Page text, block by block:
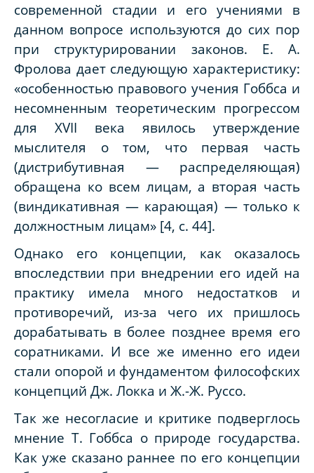
современной стадии и его учениями в
данном вопросе используются до сих пор
при структурировании законов. Е. А.
Фролова дает следующую характеристику:
«особенностью правового учения Гоббса и
несомненным теоретическим прогрессом
для XVII века явилось утверждение
мыслителя о том, что первая часть
(дистрибутивная — распределяющая)
обращена ко всем лицам, а вторая часть
(виндикативная — карающая) — только к
должностным лицам» [4, с. 44].
Однако его концепции, как оказалось
впоследствии при внедрении его идей на
практику имела много недостатков и
противоречий, из-за чего их пришлось
дорабатывать в более позднее время его
соратниками. И все же именно его идеи
стали опорой и фундаментом философских
концепций Дж. Локка и Ж.-Ж. Руссо.
Так же несогласие и критике подверглось
мнение Т. Гоббса о природе государства.
Как уже сказано раннее по его концепции